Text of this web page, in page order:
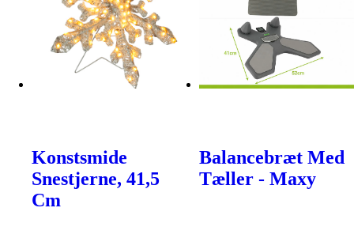
Konstsmide
Snestjerne, 41,5
Cm
Balancebræt Med
Tæller - Maxy